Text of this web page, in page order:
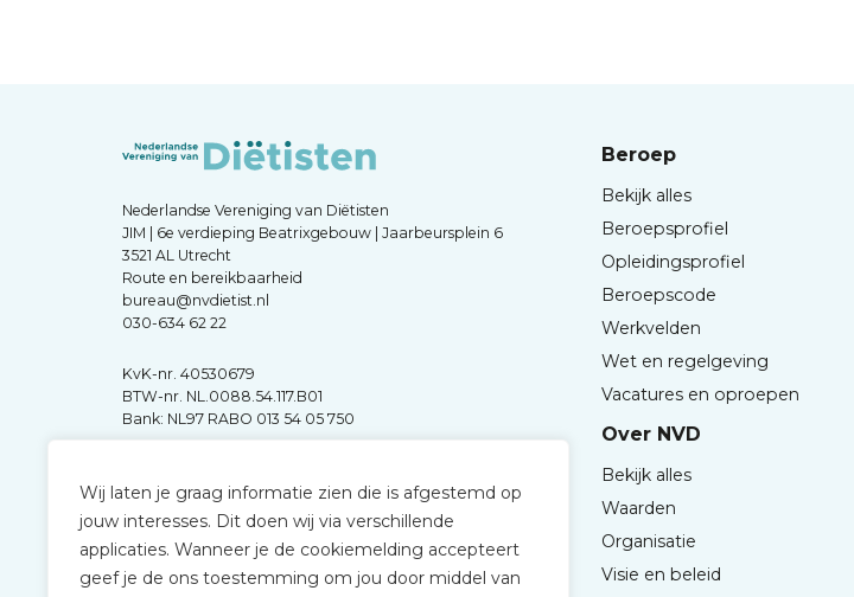
Wij laten je graag informatie zien die is afgestemd op
jouw interesses. Dit doen wij via verschillende
applicaties. Wanneer je de cookiemelding accepteert
geef je de ons toestemming om jou door middel van
Nederlandse Vereniging van Diëtisten
JIM | 6e verdieping Beatrixgebouw | Jaarbeursplein 6
3521 AL Utrecht
Route en bereikbaarheid
bureau@nvdietist.nl
030-634 62 22
KvK-nr. 40530679
BTW-nr. NL.0088.54.117.B01
Bank: NL97 RABO 013 54 05 750
Beroep
Bekijk alles
Beroepsprofiel
Opleidingsprofiel
Beroepscode
Werkvelden
Wet en regelgeving
Vacatures en oproepen
Over NVD
Bekijk alles
Waarden
Organisatie
Visie en beleid